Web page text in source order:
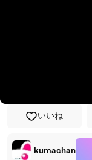
いいね
kumachan